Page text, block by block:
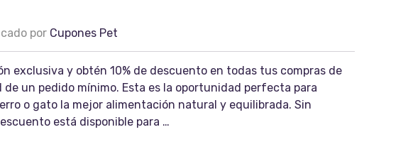
por Cupones Pet
exclusiva y obtén 10% de descuento en todas tus compras de
de un pedido mínimo. Esta es la oportunidad perfecta para
o gato la mejor alimentación natural y equilibrada. Sin
está disponible para …